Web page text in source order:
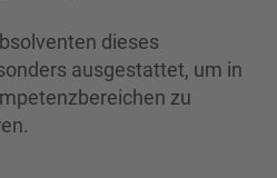
dieses
ausgestattet, um in
zu